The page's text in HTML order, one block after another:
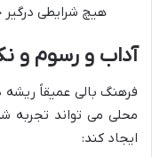
هیچ شرایطی
آداب و رسوم و
فرهنگ بالی عمیقاً ریشه
محلی می تواند تجربه
ایجاد کند: